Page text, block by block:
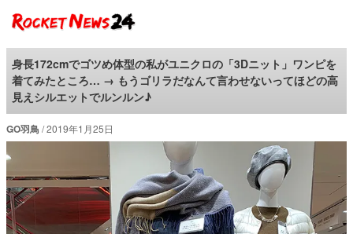
ロケットニュース24
身長172cmでゴツめ体型の私がユニクロの「3Dニット」ワンピを
着てみたところ… → もうゴリラだなんて言わせないってほどの高
見えシルエットでルンルン♪
GO羽鳥 2019年1月25日